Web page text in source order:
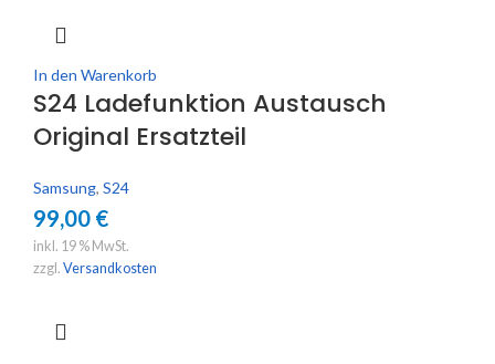
In den Warenkorb
S24 Ladefunktion Austausch
Original Ersatzteil
Samsung, S24
99,00 €
inkl. 19 % MwSt.
zzgl. Versandkosten